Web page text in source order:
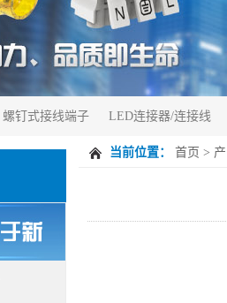
螺钉式接线端子 LED连接器/连接线
当前位置： 首页 >